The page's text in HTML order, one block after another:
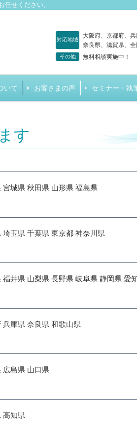
せください。
対応地域
大阪府、京都府、
奈良県、滋賀県、全
その他 無料相談実施中！
いて お客さまの声 セミナー・執
す
城県 秋田県 山形県 福島県
玉県 千葉県 東京都 神奈川県
福井県 山梨県 長野県 岐阜県 静岡県 愛
庫県 奈良県 和歌山県
広島県 山口県
高知県